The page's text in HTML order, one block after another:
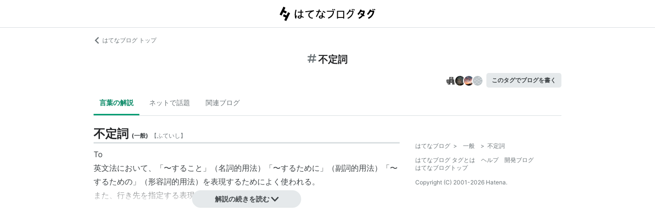
はてなブログ トップ
不定詞
このタグでブログを書く
言葉の解説 ネットで話題 関連ブログ
不定詞 (一般) 【ふていし 】
To
英文法において、「〜すること」（名詞的用法）「〜するために」（副詞的用法）「〜
するための」（形容詞的用法）を表現するためによく使われる。
また、行き先を指定する表現としても使われる。
解説の続きを読む
はてなブログ > 一般 > 不定詞
はてなブログ タグとは
ヘルプ
開発ブログ
はてなブログトップ
Copyright (C) 2001-2026 Hatena.